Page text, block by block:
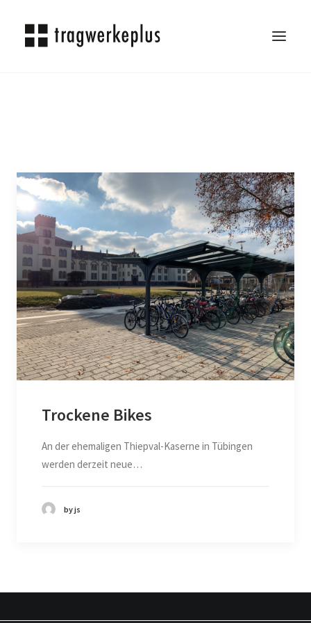
ÜBER UNS
KARRIERE
KONTAKT
SEARCH
Trockene Bikes
An der ehemaligen Thiepval-Kaserne in Tübingen
werden derzeit neue…
by js